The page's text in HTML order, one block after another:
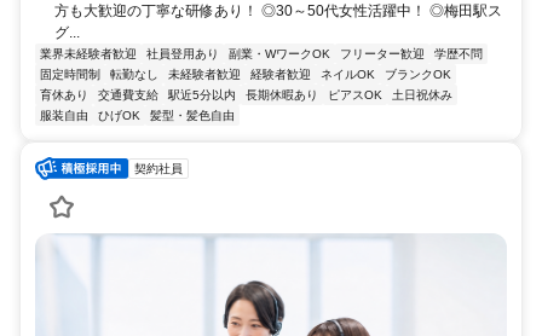
方も大歓迎の丁寧な研修あり！ ◎30～50代女性活躍中！ ◎梅田駅ス
グ...
業界未経験者歓迎 社員登用あり 副業・WワークOK フリーター歓迎
学歴不問
固定時間制
転勤なし 未経験者歓迎 経験者歓迎 ネイルOK
ブランクOK
育休あり
交通費支給 駅近5分以内 長期休暇あり ピアスOK
土日祝休み
服装自由
ひげOK 髪型・髪色自由
契約社員